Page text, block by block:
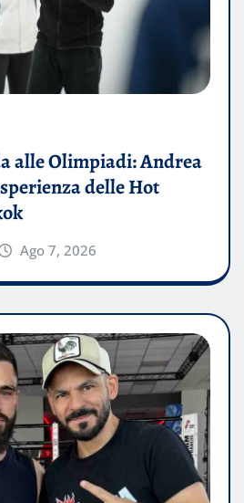
alle Olimpiadi: Andrea
delle Hot
Ago 7, 2026